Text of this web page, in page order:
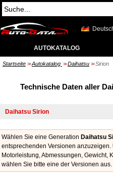
AUTOKATALOG
Startseite >> Autokatalog >> Daihatsu >> Sirion
Technische Daten aller
Wählen Sie eine Generation Daihatsu
entsprechenden Versionen
Motorleistung, Abmessungen, Gewicht,
wählen Sie bitte eine der Versionen aus.